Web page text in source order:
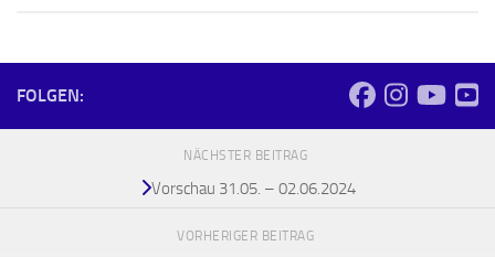
FOLGEN:
NÄCHSTER BEITRAG
Vorschau 31.05. – 02.06.2024
VORHERIGER BEITRAG